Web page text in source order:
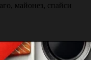
майонез, спайси